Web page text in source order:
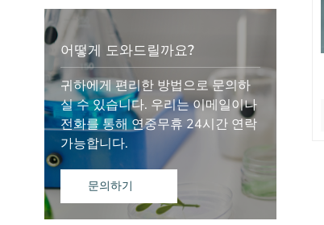
어떻게 도와드릴까요?
귀하에게 편리한 방법으로 문의하
실 수 있습니다. 우리는 이메일이나
전화를 통해 연중무휴 24시간 연락
가능합니다.
문의하기